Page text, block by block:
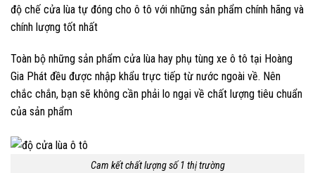
độ chế cửa lùa tự đóng cho ô tô với những sản phẩm chính hãng và
chính lượng tốt nhất
Toàn bộ những sản phẩm cửa lùa hay phụ tùng xe ô tô tại Hoàng
Gia Phát đều được nhập khẩu trực tiếp từ nước ngoài về. Nên
chắc chắn, bạn sẽ không cần phải lo ngại về chất lượng tiêu chuẩn
của sản phẩm
Cam kết chất lượng số 1 thị trường